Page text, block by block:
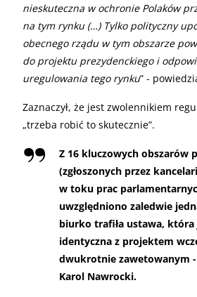
nieskuteczna w ochronie Polaków
na tym rynku (…) Tylko polityczny
obecnego rządu w tym obszarze
do projektu prezydenckiego i
uregulowania tego rynku” -
Zaznaczył, że jest zwolennikiem
„trzeba robić to skutecznie”.
Z 16 kluczowych obszarów
(zgłoszonych przez
w toku prac
uwzględniono zaledwie
biurko trafiła ustawa,
identyczna z projektem
dwukrotnie zawetowanym -
Karol Nawrocki.